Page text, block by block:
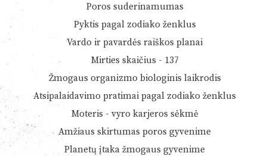
Poros suderinamumas
Pyktis pagal zodiako ženklus
Vardo ir pavardės raiškos planai
Mirties skaičius - 137
Žmogaus organizmo biologinis laikrodis
Atsipalaidavimo pratimai pagal zodiako ženklus
Moteris - vyro karjeros sėkmė
Amžiaus skirtumas poros gyvenime
Planetų įtaka žmogaus gyvenime